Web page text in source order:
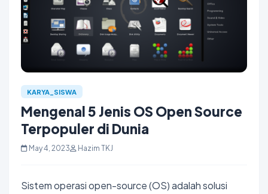
KARYA_SISWA
Mengenal 5 Jenis OS Open Source
Terpopuler di Dunia
May 4, 2023 Hazim TKJ
Sistem operasi open-source (OS) adalah solusi